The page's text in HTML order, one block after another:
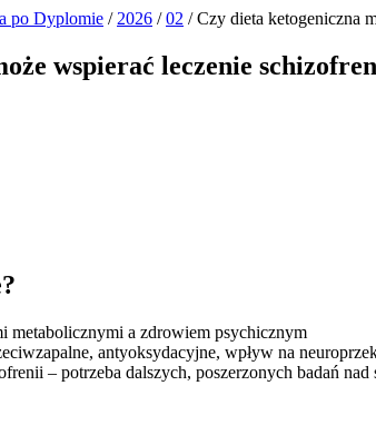
po Dyplomie / 2026 /02 / Czy dieta ketogeniczna
wspierać leczenie
metabolicznymi a zdrowiem psychicznym
antyoksydacyjne, wpływ na
– potrzeba dalszych, poszerzonych badań